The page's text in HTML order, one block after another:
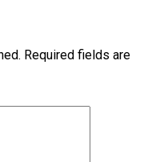
Required fields are